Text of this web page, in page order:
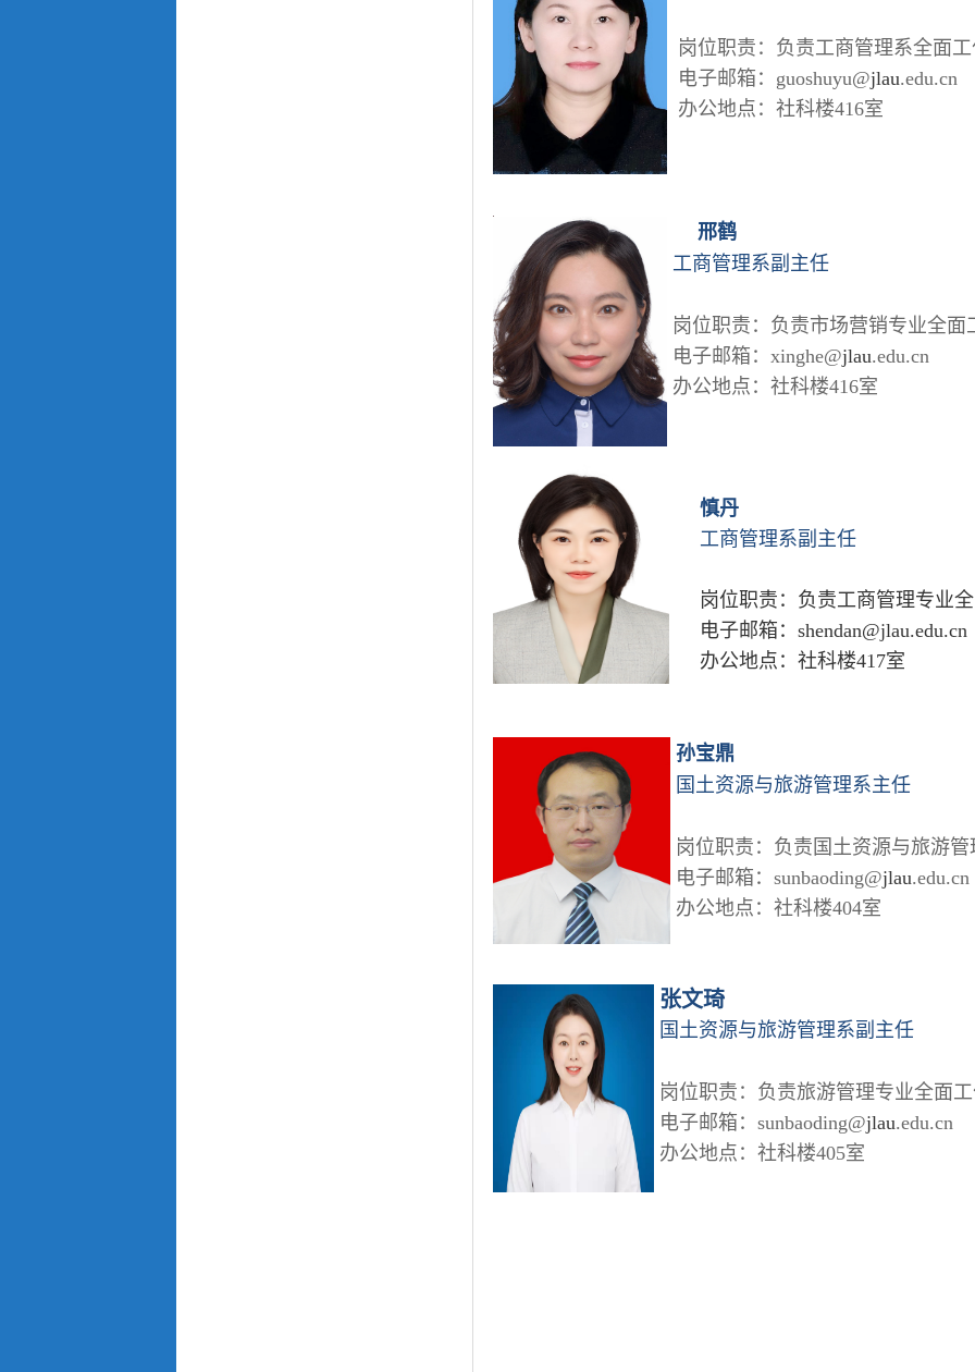
岗位职责： 负责工商管理系全面
电子邮箱：guoshuyu@jlau.edu.cn
办公地点：社科楼416室
邢鹤
工商管理系副主任
岗位职责：负责市场营销专业全面
电子邮箱：xinghe@jlau.edu.cn
办公地点：社科楼416室
慎丹
工商管理系副主任
岗位职责： 负责工商管理专业
电子邮箱： shendan@jlau.edu.cn
办公地点： 社科楼417室
孙宝鼎
国土资源与旅游管理系主任
岗位职责：负责国土资源与旅游
电子邮箱：sunbaoding@jlau.edu.cn
办公地点：社科楼404室
张文琦
国土资源与旅游管理系副主任
岗位职责：负责旅游管理专业全面
电子邮箱：sunbaoding@jlau.edu.cn
办公地点： 社科楼405室